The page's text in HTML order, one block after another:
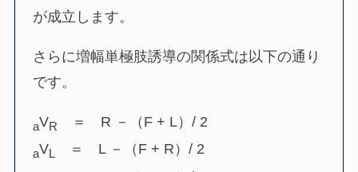
が成立します。
さらに増幅単極肢誘導の関係式は以下の通り
です。
aVR ＝ R －（F + L）/ 2
aVL ＝ L －（F + R）/ 2